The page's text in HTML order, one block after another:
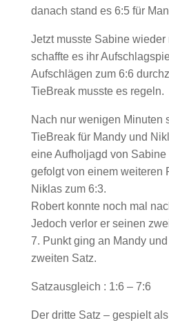
danach stand es 6:5 für
Jetzt musste Sabine wieder
schaffte es ihr
Aufschlägen zum 6:6
TieBreak musste es regeln.
Nach nur wenigen Minuten
TieBreak für Mandy und
eine Aufholjagd von Sabine
gefolgt von einem weiteren
Niklas zum 6:3.
Robert konnte noch mal
Jedoch verlor er seinen
7. Punkt ging an Mandy
zweiten Satz.
Satzausgleich : 1:6 – 7:6
Der dritte Satz – gespielt